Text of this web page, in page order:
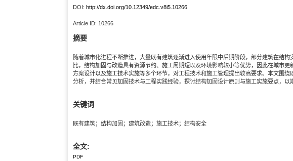
DOI: http://dx.doi.org/10.12349/edc.v8i5.10266
Article ID: 10266
摘要
随着城市化进程不断推进，大量既有建筑逐渐进入使用年限中后期阶段，部分建筑在结
比，结构加固与改造具有资源节约、施工周期短以及环境影响较小等优势，因此在城市
方案设计以及施工技术实施等多个环节，对工程技术和施工管理提出较高要求。本文围
分析，并结合常见加固技术与工程实践经验，探讨结构加固设计原则与施工实施要点，以
关键词
既有建筑；结构加固；建筑改造；施工技术；结构安全
全文:
PDF